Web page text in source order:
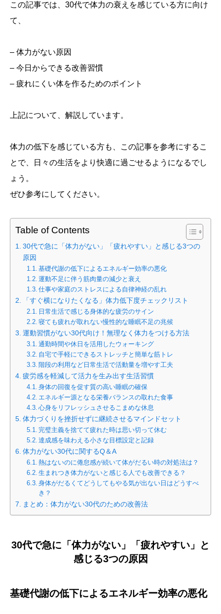
この記事では、30代で体力の衰えを感じている方に向け
て、
– 体力がない原因
– 今日からできる改善習慣
– 疲れにくい体を作るためのポイント
上記について、解説しています。
体力の低下を感じている方も、この記事を参考にするこ
とで、日々の生活をより快適に過ごせるようになるでし
ょう。
ぜひ参考にしてください。
Table of Contents
30代で急に「体力がない」「疲れやすい」と感じる3つの
原因
基礎代謝の低下によるエネルギー効率の悪化
運動不足に伴う筋肉量の減少と衰え
仕事や家庭のストレスによる自律神経の乱れ
「すぐ横になりたくなる」体力低下度チェックリスト
日常生活で感じる身体的な疲労のサイン
寝ても疲れが取れない慢性的な睡眠不足の兆候
運動習慣がない30代向け！無理なく体力をつける方法
通勤時間や休日を活用したウォーキング
自宅で手軽にできるストレッチと簡単な筋トレ
階段の利用など日常生活で活動量を増やす工夫
疲労感を軽減して活力を生み出す生活習慣
身体の回復を促す質の高い睡眠の確保
エネルギー源となる栄養バランスの取れた食事
心身をリフレッシュさせるこまめな休息
体力づくりを挫折せずに継続させるマインドセット
完璧主義を捨てて疲れた時は思い切って休む
達成感を味わえる小さな目標設定と記録
体力がない30代に関するQ＆A
熱はないのに倦怠感が続いて体がだるい時の対処法は？
生まれつき体力がないと感じる人でも改善できる？
身体がだるくてどうしてもやる気が出ない日はどうすべ
き？
まとめ：体力がない30代のための改善法
30代で急に「体力がない」「疲れやすい」と
感じる3つの原因
基礎代謝の低下によるエネルギー効率の悪化